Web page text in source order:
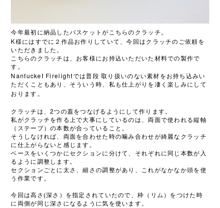
今年最初に納品したバスケットがこちらのクラッチ。
K様にはすでに２作品お作りしていて、今回はクラッチのご依頼を
いただきました。
こちらのクラッチは、お客様にお持込いただいた材料での製作で
す。
Nantucket Firelightでは普段 取り扱いのない素材をお持ち込みい
ただくこともあり、そういう時、私も仕上がりを凄く楽しみにして
おります。
クラッチは、2つの蓋をつなげるようにして作ります。
私がクラッチを作る上で大事にしているのは、両面で使われる縦軸
（ステーブ）の本数が合っていること。
そうしなければ、両面を合わせた時の噛み合わせが綺麗なクラッチ
に仕上がらないと感じます。
ベースをいくつかにセクションに分けて、それぞれに同じ本数が入
るように調整します。
セクションごとに太さ、細さの調整があり、これがなかなか頭を使
う作業です。
今回は高さ(深さ）を指定されていたので、枠（リム）をつけた時
に両側が同じ深さになるように気を使います。